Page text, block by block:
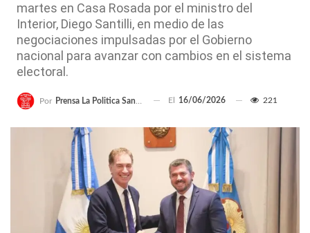
martes en Casa Rosada por el ministro del
Interior, Diego Santilli, en medio de las
negociaciones impulsadas por el Gobierno
nacional para avanzar con cambios en el sistema
electoral.
Por Prensa La Politica San Juan El 16/06/2026 221